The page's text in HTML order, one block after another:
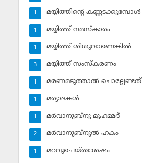
മയ്യിത്തിന്റെ കണ്ണടക്കുമ്പോള്‍
1
മയ്യിത്ത് നമസ്‌കാരം
1
മയ്യിത്ത് ശിശുവാണെങ്കില്‍
1
മയ്യിത്ത് സംസ്‌കരണം
3
മരണമടുത്താല്‍ ചൊല്ലേണ്ടത്
1
മര്യാദകള്‍
1
മര്‍വാനുബ്‌നു മുഹമ്മദ്
1
മര്‍വാനുബ്‌നുല്‍ ഹകം
2
മറവുചെയ്തശേഷം
1